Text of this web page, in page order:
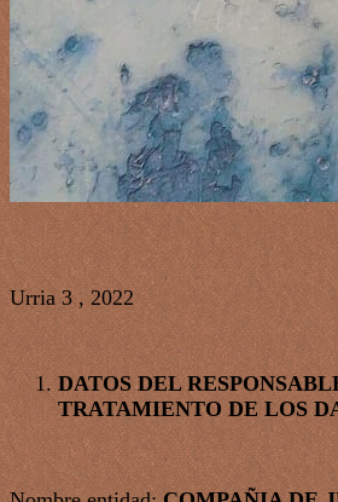
Urria 3 , 2022
DATOS DEL
TRATAMIENTO DE LOS